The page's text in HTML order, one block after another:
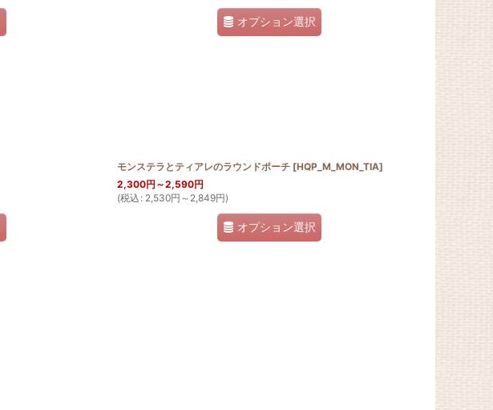
オプション選択
モンステラとティアレのラウンドポーチ [HQP_M_MON_TIA]
2,300円 ～2,590円
(税込 : 2,530円 ～2,849円)
オプション選択